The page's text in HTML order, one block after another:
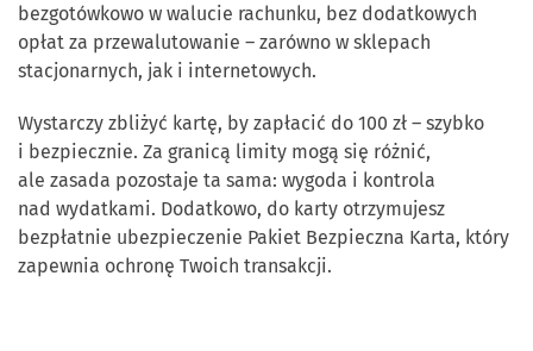
bezgotówkowo w walucie rachunku, bez dodatkowych
opłat za przewalutowanie – zarówno w sklepach
stacjonarnych, jak i internetowych.
Wystarczy zbliżyć kartę, by zapłacić do 100 zł – szybko
i bezpiecznie. Za granicą limity mogą się różnić,
ale zasada pozostaje ta sama: wygoda i kontrola
nad wydatkami. Dodatkowo, do karty otrzymujesz
bezpłatnie ubezpieczenie Pakiet Bezpieczna Karta, który
zapewnia ochronę Twoich transakcji.